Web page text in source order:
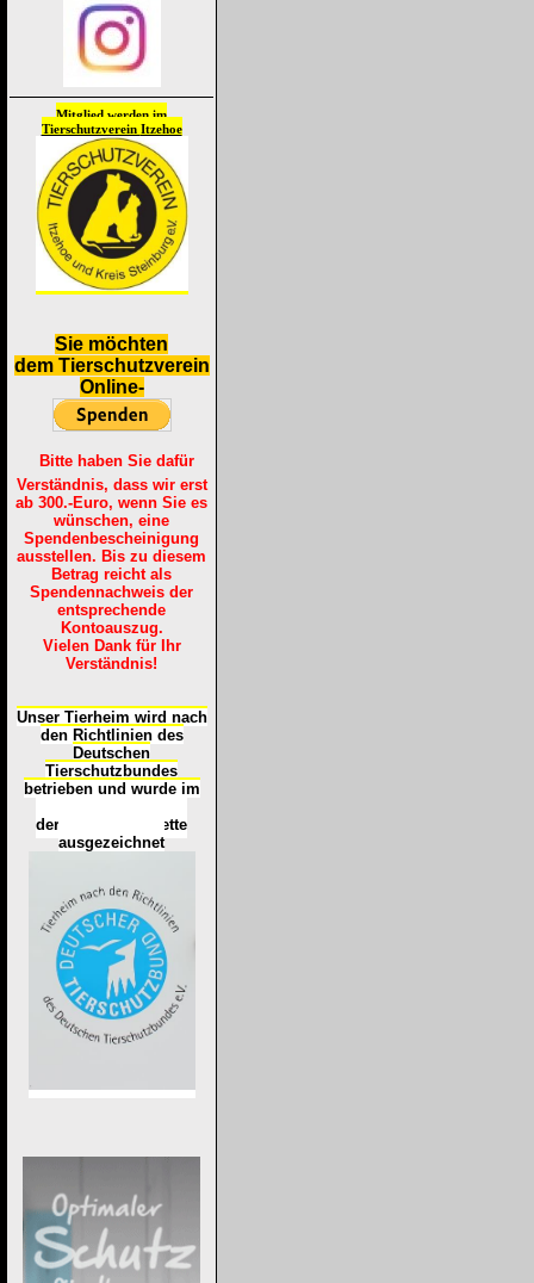
Mitglied werden im
Tierschutzverein Itzehoe
Sie möchten
dem Tierschutzverein
Online-
Bitte haben Sie dafür
Verständnis, dass wir erst
ab 300.-Euro, wenn Sie es
wünschen, eine
Spendenbescheinigung
ausstellen. Bis zu diesem
Betrag reicht als
Spendennachweis der
entsprechende
Kontoauszug.
Vielen Dank für Ihr
Verständnis!
Unser Tierheim wird nach
den Richtlinien des
Deutschen
Tierschutzbundes
betrieben und wurde im
der
Tierheimplakette
ausgezeichnet